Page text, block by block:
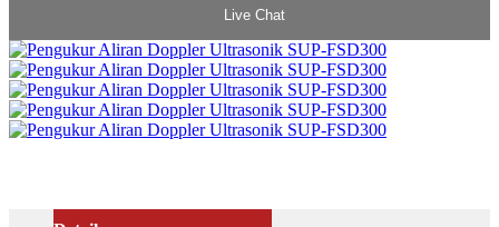
Live Chat